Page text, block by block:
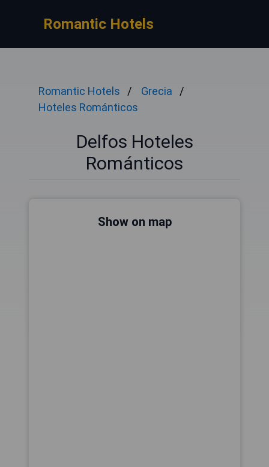
Romantic Hotels
Romantic Hotels
Grecia
Hoteles Románticos
Delfos Hoteles
Románticos
Show on map